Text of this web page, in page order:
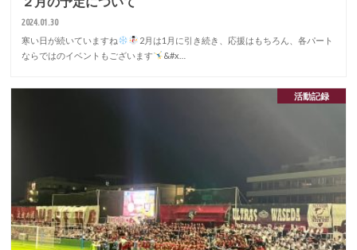
2024.01.30
寒い日が続いていますね
2月は1月に引き続き、応援はもちろん、各パート
ならではのイベントもございます
&#x…
活動記録